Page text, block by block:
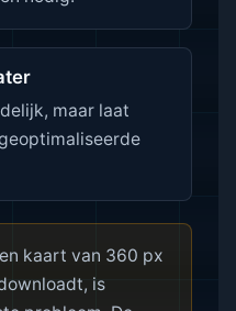
maar laat
kaart van 360 px
is